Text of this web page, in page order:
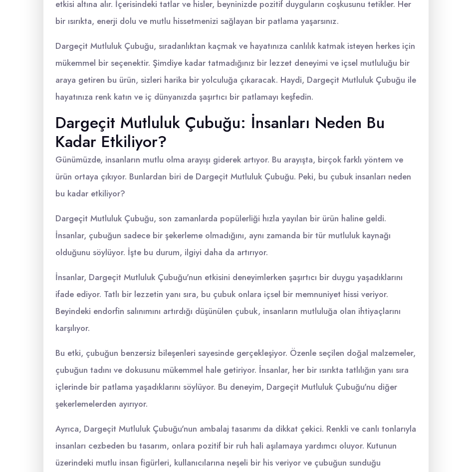
etkisi altına alır. İçerisindeki tatlar ve hisler, beyninizde pozitif duyguların coşkusunu tetikler. Her
bir ısırıkta, enerji dolu ve mutlu hissetmenizi sağlayan bir patlama yaşarsınız.
Dargeçit Mutluluk Çubuğu, sıradanlıktan kaçmak ve hayatınıza canlılık katmak isteyen herkes için
mükemmel bir seçenektir. Şimdiye kadar tatmadığınız bir lezzet deneyimi ve içsel mutluluğu bir
araya getiren bu ürün, sizleri harika bir yolculuğa çıkaracak. Haydi, Dargeçit Mutluluk Çubuğu ile
hayatınıza renk katın ve iç dünyanızda şaşırtıcı bir patlamayı keşfedin.
Dargeçit Mutluluk Çubuğu: İnsanları Neden Bu
Kadar Etkiliyor?
Günümüzde, insanların mutlu olma arayışı giderek artıyor. Bu arayışta, birçok farklı yöntem ve
ürün ortaya çıkıyor. Bunlardan biri de Dargeçit Mutluluk Çubuğu. Peki, bu çubuk insanları neden
bu kadar etkiliyor?
Dargeçit Mutluluk Çubuğu, son zamanlarda popülerliği hızla yayılan bir ürün haline geldi.
İnsanlar, çubuğun sadece bir şekerleme olmadığını, aynı zamanda bir tür mutluluk kaynağı
olduğunu söylüyor. İşte bu durum, ilgiyi daha da artırıyor.
İnsanlar, Dargeçit Mutluluk Çubuğu'nun etkisini deneyimlerken şaşırtıcı bir duygu yaşadıklarını
ifade ediyor. Tatlı bir lezzetin yanı sıra, bu çubuk onlara içsel bir memnuniyet hissi veriyor.
Beyindeki endorfin salınımını artırdığı düşünülen çubuk, insanların mutluluğa olan ihtiyaçlarını
karşılıyor.
Bu etki, çubuğun benzersiz bileşenleri sayesinde gerçekleşiyor. Özenle seçilen doğal malzemeler,
çubuğun tadını ve dokusunu mükemmel hale getiriyor. İnsanlar, her bir ısırıkta tatlılığın yanı sıra
içlerinde bir patlama yaşadıklarını söylüyor. Bu deneyim, Dargeçit Mutluluk Çubuğu'nu diğer
şekerlemelerden ayırıyor.
Ayrıca, Dargeçit Mutluluk Çubuğu'nun ambalaj tasarımı da dikkat çekici. Renkli ve canlı tonlarıyla
insanları cezbeden bu tasarım, onlara pozitif bir ruh hali aşılamaya yardımcı oluyor. Kutunun
üzerindeki mutlu insan figürleri, kullanıcılarına neşeli bir his veriyor ve çubuğun sunduğu